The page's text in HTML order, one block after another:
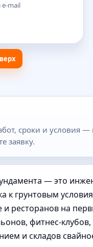
mail
сроки и условия
заявку.
— это
к грунтовым
ресторанов на
фитнес-
и складов